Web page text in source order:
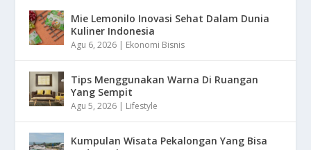
Mie Lemonilo Inovasi Sehat Dalam Dunia
Kuliner Indonesia
Agu 6, 2026 | Ekonomi Bisnis
Tips Menggunakan Warna Di Ruangan
Yang Sempit
Agu 5, 2026 | Lifestyle
Kumpulan Wisata Pekalongan Yang Bisa